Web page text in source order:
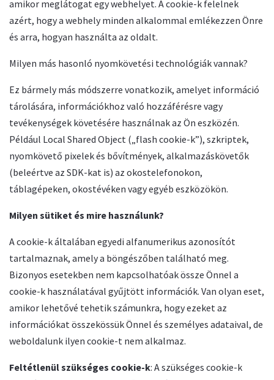
amikor meglátogat egy webhelyet. A cookie-k felelnek
azért, hogy a webhely minden alkalommal emlékezzen Önre
és arra, hogyan használta az oldalt.
Milyen más hasonló nyomkövetési technológiák vannak?
Ez bármely más módszerre vonatkozik, amelyet információ
tárolására, információkhoz való hozzáférésre vagy
tevékenységek követésére használnak az Ön eszközén.
Például Local Shared Object („flash cookie-k”), szkriptek,
nyomkövető pixelek és bővítmények, alkalmazáskövetők
(beleértve az SDK-kat is) az okostelefonokon,
táblagépeken, okostévéken vagy egyéb eszközökön.
Milyen sütiket és mire használunk?
A cookie-k általában egyedi alfanumerikus azonosítót
tartalmaznak, amely a böngészőben található meg.
Bizonyos esetekben nem kapcsolhatóak össze Önnel a
cookie-k használatával gyűjtött információk. Van olyan eset,
amikor lehetővé tehetik számunkra, hogy ezeket az
információkat összekössük Önnel és személyes adataival, de
weboldalunk ilyen cookie-t nem alkalmaz.
Feltétlenül szükséges cookie-k: A szükséges cookie-k